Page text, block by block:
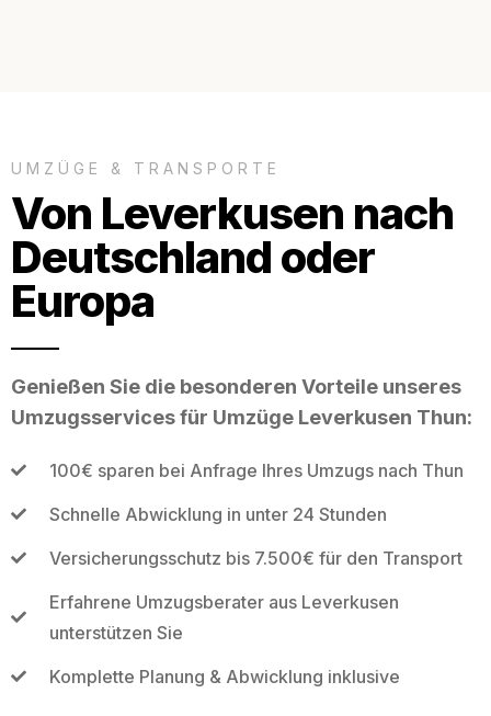
UMZÜGE & TRANSPORTE
Von Leverkusen nach
Deutschland oder
Europa
Genießen Sie die besonderen Vorteile unseres
Umzugsservices für Umzüge Leverkusen Thun:
100€ sparen bei Anfrage Ihres Umzugs nach Thun
Schnelle Abwicklung in unter 24 Stunden
Versicherungsschutz bis 7.500€ für den Transport
Erfahrene Umzugsberater aus Leverkusen
unterstützen Sie
Komplette Planung & Abwicklung inklusive